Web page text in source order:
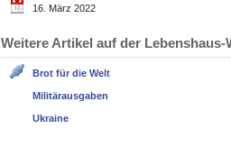
16. März 2022
Weitere Artikel auf der
Brot für die Welt
Militärausgaben
Ukraine